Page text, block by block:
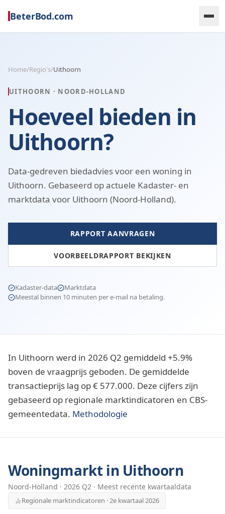
BeterBod.com
Home/Regio's/Uithoorn
UITHOORN · NOORD-HOLLAND
Hoeveel bieden in
Uithoorn?
Data-gedreven biedadvies voor een woning in
Uithoorn. Gebaseerd op actuele Kadaster- en
marktdata voor Uithoorn (Noord-Holland).
RAPPORT AANVRAGEN
VOORBEELDRAPPORT BEKIJKEN
Kadaster-data
Marktdata
Meestal binnen 10 minuten per e-mail na betaling.
In Uithoorn werd in 2026 Q2 gemiddeld +5.9%
boven de vraagprijs geboden. De gemiddelde
transactieprijs lag op € 577.000. Deze cijfers zijn
gebaseerd op regionale marktindicatoren en CBS-
gemeentedata. Methodologie
Woningmarkt in Uithoorn
Noord-Holland · 2026 Q2 · Meest recente kwartaaldata
Regionale marktindicatoren · 2e kwartaal 2026